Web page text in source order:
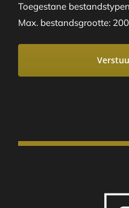
Toegestane
Max. bestandsgrootte: